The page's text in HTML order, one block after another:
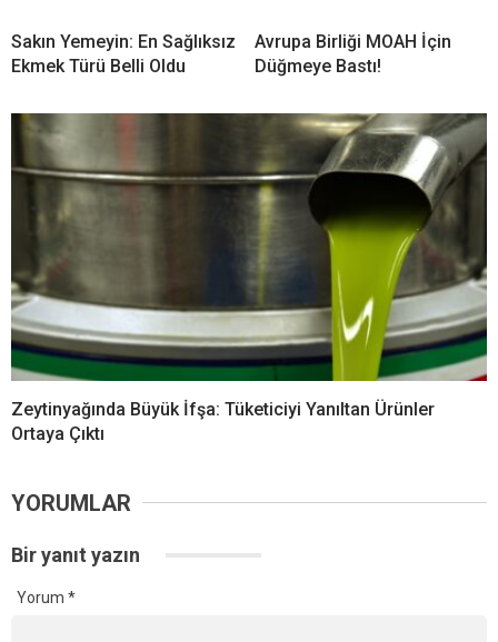
Sakın Yemeyin: En Sağlıksız
Ekmek Türü Belli Oldu
Avrupa Birliği MOAH İçin
Düğmeye Bastı!
Zeytinyağında Büyük İfşa: Tüketiciyi Yanıltan Ürünler
Ortaya Çıktı
YORUMLAR
Bir yanıt yazın
Yorum *